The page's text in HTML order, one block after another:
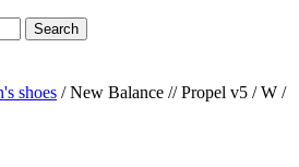
shoes / New Balance // Propel v5 / W /